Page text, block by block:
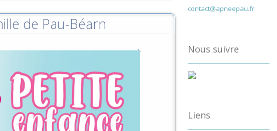
de Pau-Béarn
contact@apneepau.fr
Nous suivre
Liens